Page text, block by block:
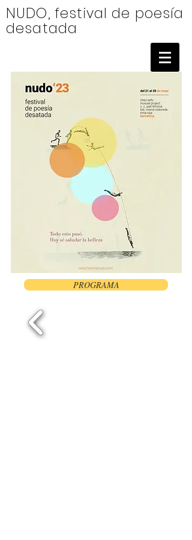
NUDO, festival de poesía
desatada
PROGRAMA